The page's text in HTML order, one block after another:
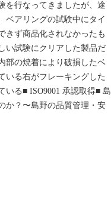
を行なってきましたが、途
ベアリングの試験中にタイ
きず商品化されなかったも
い試験にクリアした製品だ
部の焼着により破損したベ
いる右がフレーキングした
いる■ ISO9001 承認取得■ 島
か？〜島野の品質管理・安